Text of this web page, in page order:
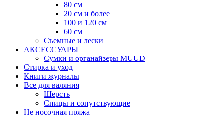
80 см
20 см и более
100 и 120 см
60 см
Съемные и лески
АКСЕССУАРЫ
Сумки и органайзеры MUUD
Стирка и уход
Книги журналы
Все для валяния
Шерсть
Спицы и сопутствующие
Не носочная пряжа